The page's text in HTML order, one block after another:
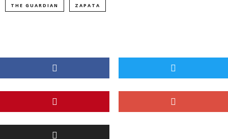
THE GUARDIAN ZAPATA